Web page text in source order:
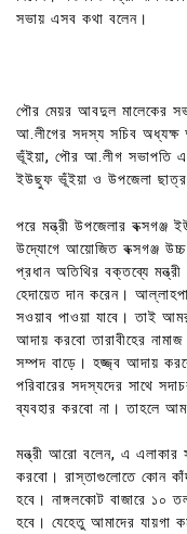
সভায় এসব কথা বলেন।
পৌর মেয়র আবদুল মালেকের
আ.লীগের সদস্য সচিব
ভূঁইয়া, পৌর আ.লীগ সভাপতি
ইউছুফ ভূঁইয়া ও উপজেলা
পরে মন্ত্রী উপজেলার
উদ্যোগে আয়োজিত বক্সগঞ্জ উচ্চ
প্রধান অতিথির বক্তব্যে
হেদায়েত দান করেন।
সওয়াব পাওয়া যাবে। তাই
আদায় করবো তারাবীহের
সম্পদ বাড়ে। হজ্জ্ব আদায়
পরিবারের সদস্যদের সাথে
ব্যবহার করবো না। তাহলে
মন্ত্রী আরো বলেন, এ
করবো। রাস্তাগুলোতে কোন
হবে। নাঙ্গলকোট বাজারে ১০
হবে। যেহেতু আমাদের যায়গা